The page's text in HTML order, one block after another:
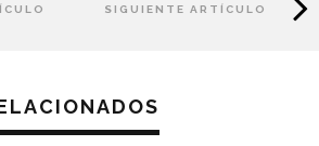
SIGUIENTE ARTÍCULO